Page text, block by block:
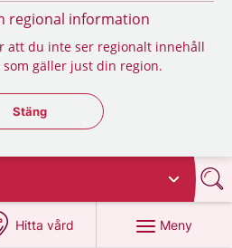
regional information
att du inte ser regionalt innehåll
gäller just din region.
Stäng regionsväljaren
Stäng
Hitta vård
på 1177.se
Meny